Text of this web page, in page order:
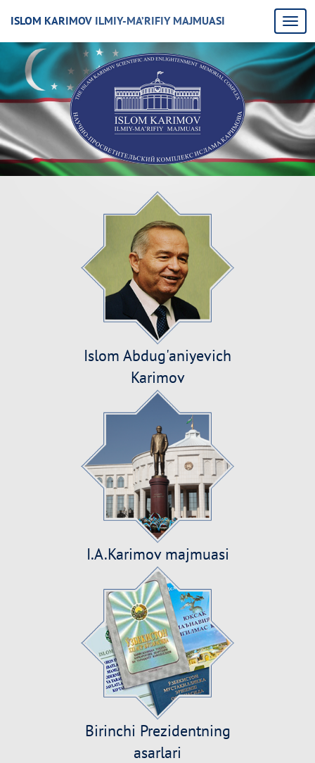
ISLOM KARIMOV ILMIY-MA’RIFIY MAJMUASI
Islom Abdug'aniyevich
Karimov
I.A.Karimov majmuasi
Birinchi Prezidentning
asarlari